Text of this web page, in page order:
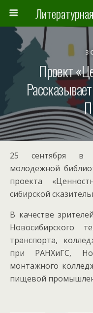
3
Проект
25 сентября в
молодежной
проекта
сибирской
В качестве
Новосибирского
транспорта,
при РАНХиГС,
монтажного
пищевой